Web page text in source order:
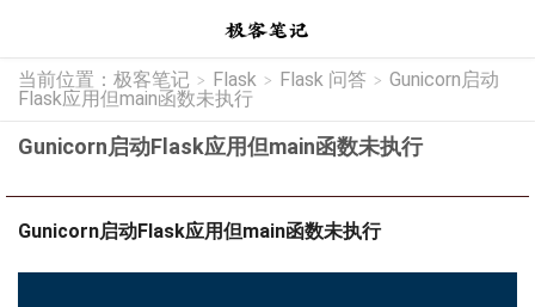
当前位置： 极客笔记 > Flask > Flask 问答 > Gunicorn启动
Flask应用但main函数未执行
Gunicorn启动Flask应用但main函数未执行
Gunicorn启动Flask应用但main函数未执行